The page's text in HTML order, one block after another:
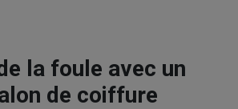
la foule avec un
de coiffure